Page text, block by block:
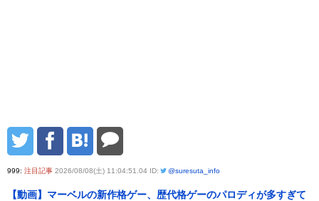
999: 注目記事 2026/08/08(土) 11:04:51.04 ID: @suresuta_info
【動画】マーベルの新作格ゲー、歴代格ゲーのパロディが多すぎて